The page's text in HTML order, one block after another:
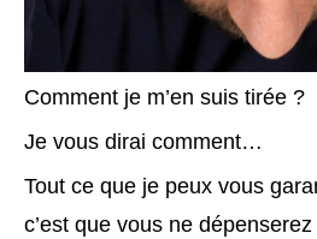
Comment je m’en suis tirée ?
Je vous dirai comment…
Tout ce que je peux vous
c’est que vous ne